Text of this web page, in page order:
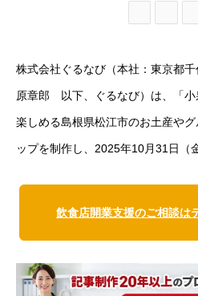
株式会社ぐるなび（本社：東京都
原章郎 以下、ぐるなび）は、「
楽しめる島根県松江市のお土産や
ップを制作し、2025年10月31日（
飲食店開業支援のご相談は